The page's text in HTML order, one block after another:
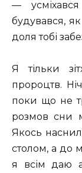
—
будувався,
доля тобі
Я тільки
пророцтв.
поки що не
розмов сни
Якось
столом, а до
я всім даю